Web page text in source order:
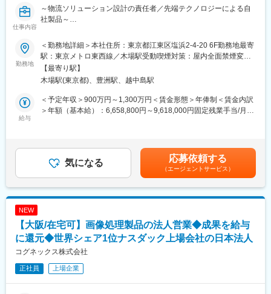
■就業環境：
・完全週休二日制(土日祝)、年休126日
・フレックスタイム制
・平均勤続年数19.8年
・新卒採用者の3年後離職率3%
・在宅勤務(月４日※育児介護等の該当者は、月４日を超えた取得
可能)
・財形貯蓄制度、社員持株会、企業年金制度、退職金制度、社宅
等
「はかる」技術を基盤とし、世界中の通信事業者や電子・電気機
器メーカー、食品メーカー等に対して、通信や食品、医薬品等の
安心安全を支え、日々の生活の「当たり前」を当社製品が支えて
サポート体制を築いているのが強みです。国内外に事業展開しな
食品・医薬品用異物検出機や重量選別機、遠隔監視制御システ
ム、帯域制御装置などを提供。幅広い分野で、安全・安心で快適
な社会づくりを支えています。
変更の範囲：会社の定める業務
仕事内容
～物流ソリューション設計の責任者／先端テクノロジーによる自
社製品～
■Rapyuta ASRSについて：
従来の自動倉庫が抱えていた「高コスト」「大規模工事が必要」
「レイアウト変更が難しい」といった課題を解決するために開発
された、新しいコンセプトの自動倉庫ソリューションです。
■特徴
・柔軟性と低コスト：据付時にアンカー固定工事が不要な独自の
ブロック構造（ガラス入り樹脂）を採用しており、既存倉庫の柱
め、中長期的な事業リスクに配慮した投資判断が可能です。
・高パフォーマンス：高度な群制御AIと、業界最薄クラスの小型
ロボットによって垂直方向の空間を最大限に活用し、最大10倍の
■役割：
これらを武器に、顧客の複雑な物流・経営課題を深く分析し、高
度な群制御AIと柔軟な構造設計（アンカーレス、モジュラー構
造）を最大限に活かしたデータドリブンな提案を行います。その
結果として、顧客の業務効率化や空間活用を大幅に向上させる、
勤務地
＜勤務地詳細＞本社住所：東京都江東区塩浜2-4-20 6F勤務地最寄
駅：東京メトロ東西線／木場駅受動喫煙対策：屋内全面禁煙変更
の範囲：会社の定める事業所
【最寄り駅】
木場駅(東京都)、豊洲駅、越中島駅
給与
＜予定年収＞900万円～1,300万円＜賃金形態＞年俸制＜賃金内訳
＞年額（基本給）：6,658,800円～9,618,000円固定残業手当/月：
＜給与補足＞・上記年収はあくまでも想定となります。・選考を
通じてご経験とスキルを踏まえ決定します。賃金はあくまでも目
安の金額であり、選考を通じて上下する可能性があります。月給
(月額)は固定手当を含めた表記です。
気になる 応募依頼する
（エージェントサービス）
NEW
【大阪/在宅可】画像処理製品の法人営業◆成果を給与
に還元◆世界シェア1位ナスダック上場会社の日本法人
コグネックス株式会社
正社員 上場企業